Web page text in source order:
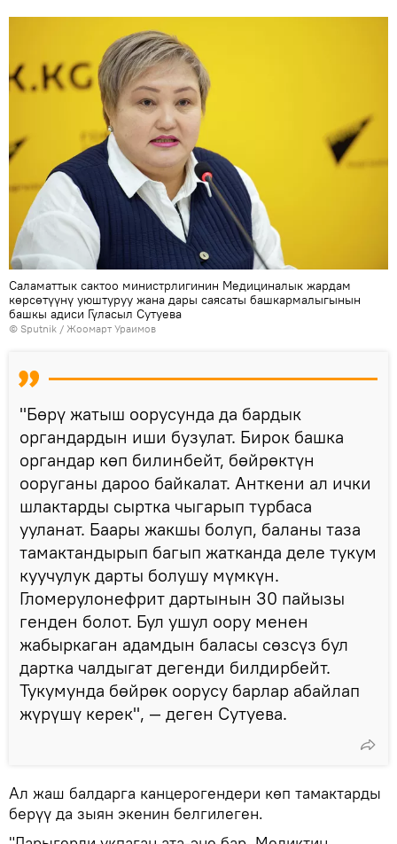
Саламаттык сактоо министрлигинин Медициналык жардам
көрсөтүүнү уюштуруу жана дары саясаты башкармалыгынын
башкы адиси Гүласыл Сутуева
© Sputnik / Жоомарт Ураимов
"Бөрү жатыш оорусунда да бардык
органдардын иши бузулат. Бирок башка
органдар көп билинбейт, бөйрөктүн
ооруганы дароо байкалат. Анткени ал ички
шлактарды сыртка чыгарып турбаса
ууланат. Баары жакшы болуп, баланы таза
тамактандырып багып жатканда деле тукум
куучулук дарты болушу мүмкүн.
Гломерулонефрит дартынын 30 пайызы
генден болот. Бул ушул оору менен
жабыркаган адамдын баласы сөзсүз бул
дартка чалдыгат дегенди билдирбейт.
Тукумунда бөйрөк оорусу барлар абайлап
жүрүшү керек", — деген Сутуева.
Ал жаш балдарга канцерогендери көп тамактарды
берүү да зыян экенин белгилеген.